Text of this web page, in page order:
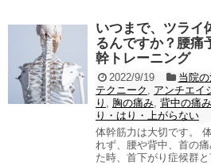
いつまで、ツライ
るんですか？腰痛
幹トレーニング
2022/9/19 当院
テクニーク , アンチエイ
り , 胸の痛み, 背中の痛
り・はり・上がらない
体幹筋力は大切です。
れず、腰や背中、首の
た時、首下がり症候群